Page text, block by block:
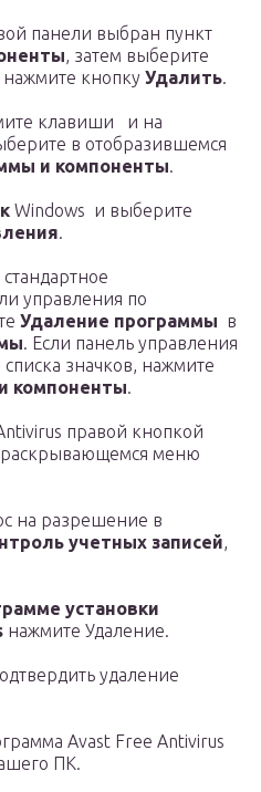
панели выбран пункт
, затем выберите
кнопку Удалить.
клавиши и на
в отобразившемся
и компоненты.
Windows и выберите
.
управления по
Удаление программы в
. Если панель управления
значков, нажмите
компоненты.
правой кнопкой
меню
на разрешение в
учетных записей,
установки
нажмите Удаление.
удаление
Avast Free Antivirus
ПК.